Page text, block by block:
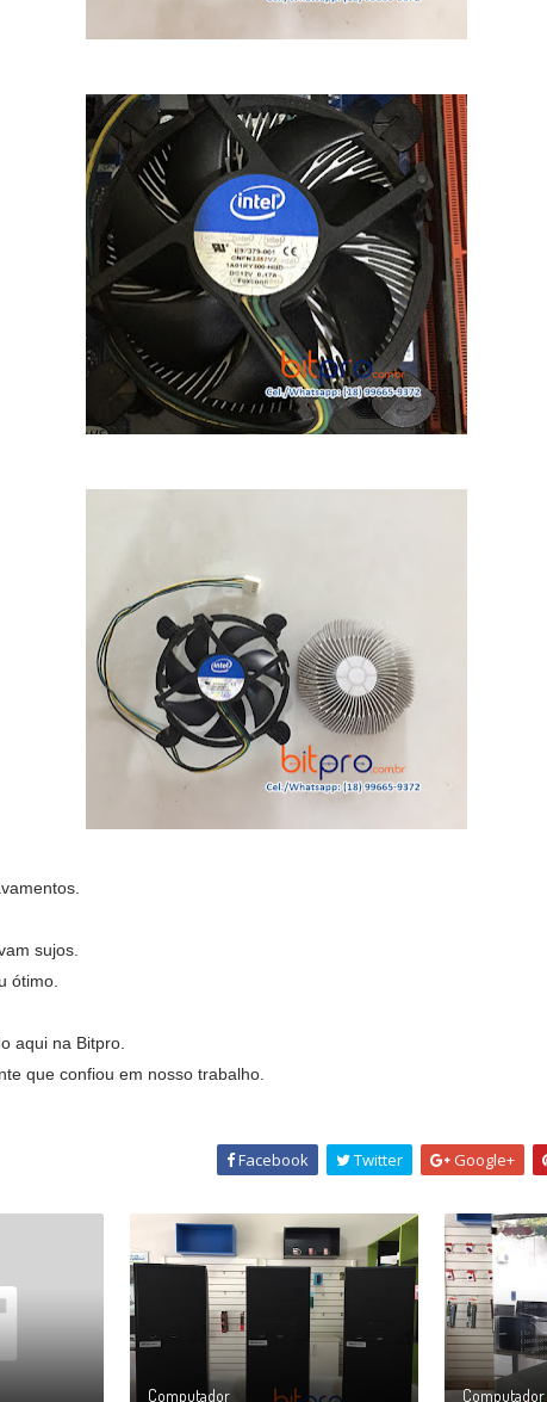
sujos.
ótimo.
aqui na Bitpro.
que confiou em nosso trabalho.
Facebook Twitter Google+
Computador Computador